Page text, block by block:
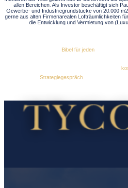
allen Bereichen. Als Investor beschäftigt sich
Gewerbe- und Industriegrundstücke von 20.000
gerne aus alten Firmenarealen Lofträumlichkeiten
die Entwicklung und Vermietung von
Bibel für jeden, der wirklich
Strategiegespräch